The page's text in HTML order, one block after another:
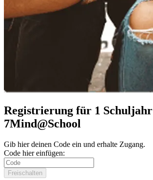
Registrierung für 1 Schuljahr
7Mind@School
Gib hier deinen Code ein und erhalte Zugang.
Code hier einfügen:
Freischalten